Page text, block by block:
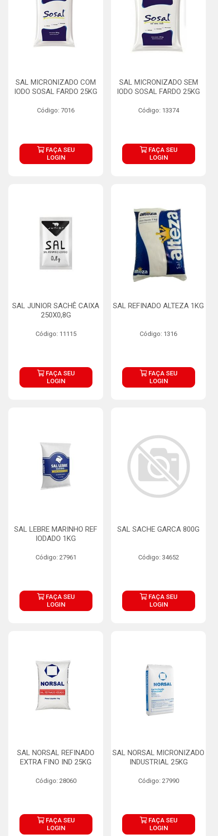
SAL MICRONIZADO COM
IODO SOSAL FARDO 25KG
Código: 7016
FAÇA SEU
LOGIN
SAL MICRONIZADO SEM
IODO SOSAL FARDO 25KG
Código: 13374
FAÇA SEU
LOGIN
SAL JUNIOR SACHÊ CAIXA
250X0,8G
Código: 11115
FAÇA SEU
LOGIN
SAL REFINADO ALTEZA 1KG
Código: 1316
FAÇA SEU
LOGIN
SAL LEBRE MARINHO REF
IODADO 1KG
Código: 27961
FAÇA SEU
LOGIN
SAL SACHE GARCA 800G
Código: 34652
FAÇA SEU
LOGIN
SAL NORSAL REFINADO
EXTRA FINO IND 25KG
Código: 28060
FAÇA SEU
LOGIN
SAL NORSAL MICRONIZADO
INDUSTRIAL 25KG
Código: 27990
FAÇA SEU
LOGIN